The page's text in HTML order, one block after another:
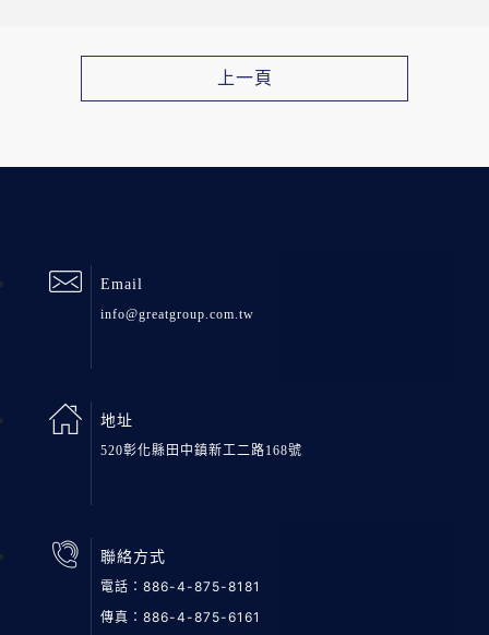
上一頁
Email
info@greatgroup.com.tw
地址
520彰化縣田中鎮新工二路168號
聯絡方式
電話： 886-4-875-8181
傳真：886-4-875-6161